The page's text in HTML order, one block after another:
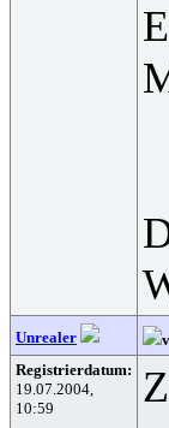
Unrealer
Registrierdatum:
19.07.2004,
10:59